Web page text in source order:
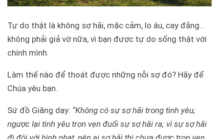
Tự do thật là không sợ hãi, mặc cảm, lo âu, cay đắng…
không phải giả vờ nữa, vì bạn được tự do sống thật với
chính mình.
Làm thế nào để thoát được những nỗi sợ đó? Hãy để
Chúa yêu bạn.
Sứ đồ Giăng dạy: “Không có sự sợ hãi trong tình yêu;
ngược lại tình yêu trọn vẹn đuổi sự sợ hãi ra; vì sự sợ hãi